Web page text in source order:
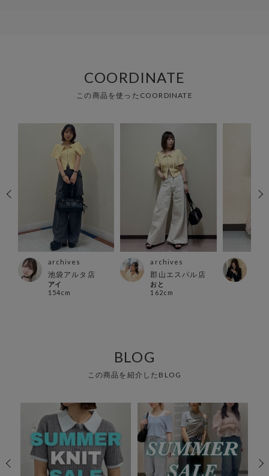
COORDINATE
この商品を使ったCOORDINATE
archives
池袋アルタ店
アイ
154cm
archives
郡山エスパル店
おと
162cm
BLOG
この商品を紹介したBLOG